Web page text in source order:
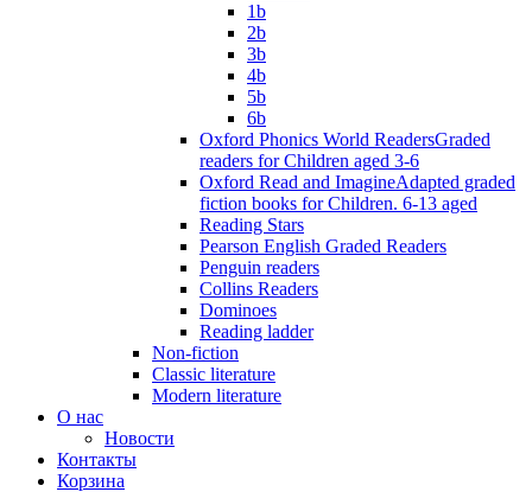
1b
2b
3b
4b
5b
6b
Oxford Phonics World ReadersGraded
readers for Children aged 3-6
Oxford Read and ImagineAdapted graded
fiction books for Children. 6-13 aged
Reading Stars
Pearson English Graded Readers
Penguin readers
Collins Readers
Dominoes
Reading ladder
Non-fiction
Classic literature
Modern literature
О нас
Новости
Контакты
Корзина